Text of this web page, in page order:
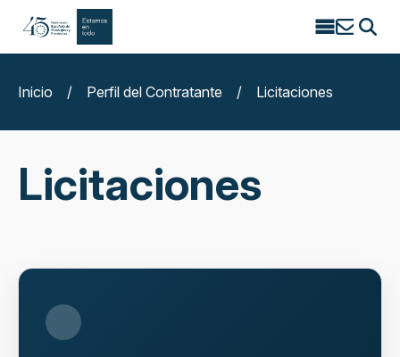
Search
Inicio
/ Perfil del Contratante / Licitaciones
Licitaciones